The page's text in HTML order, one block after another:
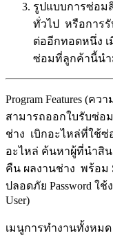
รูปแบบการซ่อม
ทั่วไป หรือการ
ต่ออีกทอดหนึ่ง
ซ่อมที่ลูกค้านี้น
Program Features (ค
สามารถออกใบรับซ่อ
ช่าง เบิกอะไหล่ที่ใช้
อะไหล่ ค้นหาผู้ที่นำสิ
คืน ผลงานช่าง พร้อม
ปลอดภัย Password ใ
User)
เมนูการทำงานทั้งหมด